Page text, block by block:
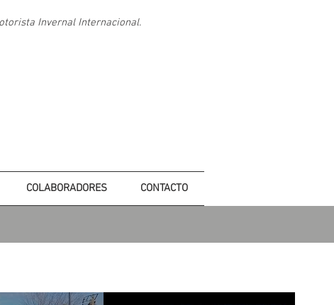
Invernal Internacional.
COLABORADORES CONTACTO